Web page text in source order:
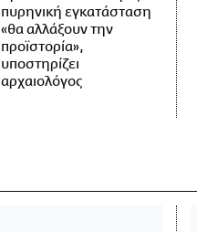
πυρηνική εγκατάσταση
«θα αλλάξουν την
προϊστορία»,
υποστηρίζει
αρχαιολόγος